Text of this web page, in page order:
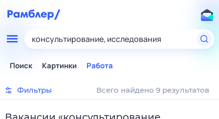
консультирование, исследования
Поиск Картинки Работа
Фильтры Всего найдено 9 результатов